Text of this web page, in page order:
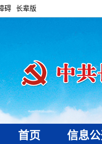
碍 长辈版
首页 信息